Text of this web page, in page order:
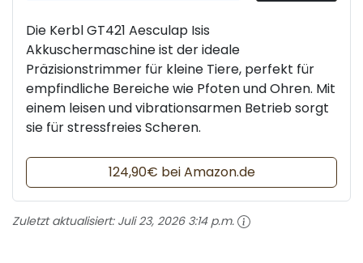
Die Kerbl GT421 Aesculap Isis
Akkuschermaschine ist der ideale
Präzisionstrimmer für kleine Tiere, perfekt für
empfindliche Bereiche wie Pfoten und Ohren. Mit
einem leisen und vibrationsarmen Betrieb sorgt
sie für stressfreies Scheren.
124,90€ bei Amazon.de
Zuletzt aktualisiert: Juli 23, 2026 3:14 p.m.